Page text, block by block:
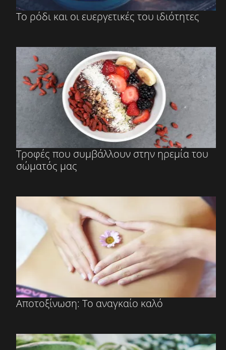
Το ρόδι και οι ευεργετικές του ιδιότητες
Τροφές που συμβάλλουν στην ηρεμία του
σώματός μας
Αποτοξίνωση: Το αναγκαίο καλό